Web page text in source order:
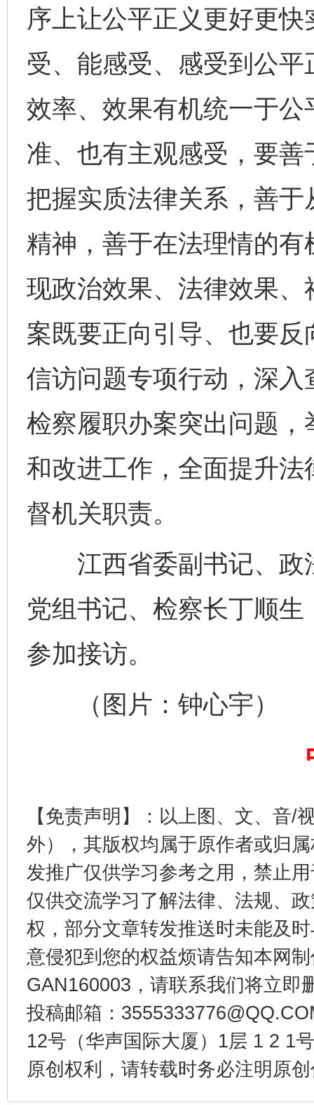
序上让公平正义更好更
受、能感受、感受到公
效率、效果有机统一于
准、也有主观感受，要
把握实质法律关系，善
精神，善于在法理情的
现政治效果、法律效果
案既要正向引导、也要
信访问题专项行动，深
检察履职办案突出问题
和改进工作，全面提升
督机关职责。
江西省委副书记、政
党组书记、检察长丁顺
参加接访。
（图片：钟心宇）
【免责声明】：以上图、文、音/
外），其版权均属于原作者或归
发推广仅供学习参考之用，禁止
仅供交流学习了解法律、法规、
权，部分文章转发推送时未能及
意侵犯到您的权益烦请告知本网
GAN160003，请联系我们将立即
投稿邮箱：
12号（华声国际大厦）1层 1 2 1
原创权利，请转载时务必注明原
完善运行机制助力责任有效落实
东山县通报“牛蛙产品抗生素超标问题”
千年窑火 生生不息 一